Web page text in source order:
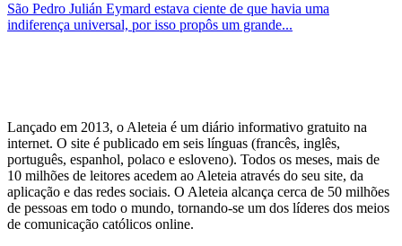
São Pedro Julián Eymard estava ciente de que havia uma
indiferença universal, por isso propôs um grande...
Lançado em 2013, o Aleteia é um diário informativo gratuito na
internet. O site é publicado em seis línguas (francês, inglês,
português, espanhol, polaco e esloveno). Todos os meses, mais de
10 milhões de leitores acedem ao Aleteia através do seu site, da
aplicação e das redes sociais. O Aleteia alcança cerca de 50 milhões
de pessoas em todo o mundo, tornando-se um dos líderes dos meios
de comunicação católicos online.